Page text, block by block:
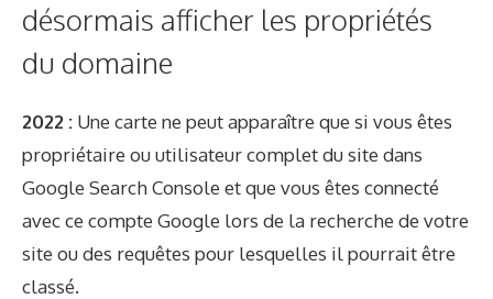
désormais afficher les propriétés
du domaine
2022 : Une carte ne peut apparaître que si vous êtes
propriétaire ou utilisateur complet du site dans
Google Search Console et que vous êtes connecté
avec ce compte Google lors de la recherche de votre
site ou des requêtes pour lesquelles il pourrait être
classé.